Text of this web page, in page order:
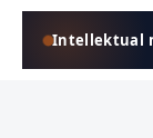
Intellektual